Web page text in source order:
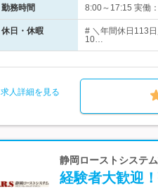
勤務時間 8:00～17:15 実働
休日・休暇
# ＼年間休日113
10…
求人詳細を見る
静岡ローストシステ
経験者大歓迎